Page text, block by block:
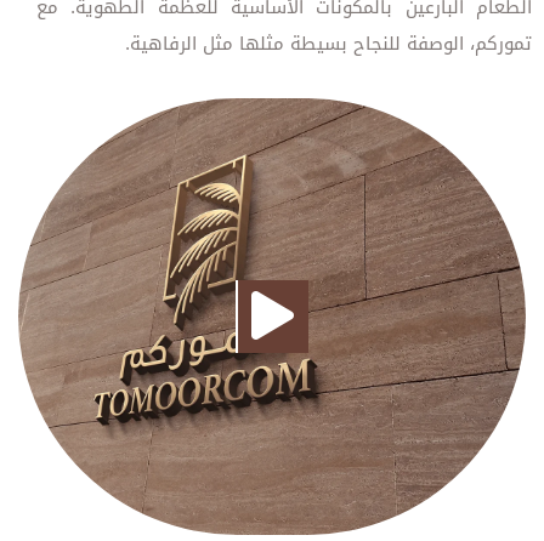
الطعام البارعين بالمكونات الأساسية للعظمة الطهوية. مع
تموركم، الوصفة للنجاح بسيطة مثلها مثل الرفاهية.